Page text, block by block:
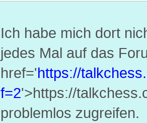
Ich habe mich dort
jedes Mal auf das
href='https://
f=2'>https://
problemlos zugreifen.